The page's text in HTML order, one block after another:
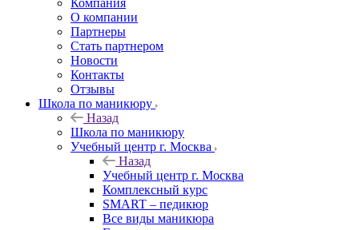
Компания
О компании
Партнеры
Стать партнером
Новости
Контакты
Отзывы
Школа по маникюру
Назад
Школа по маникюру
Учебный центр г. Москва
Назад
Учебный центр г. Москва
Комплексный курс
SMART – педикюр
Все виды маникюра